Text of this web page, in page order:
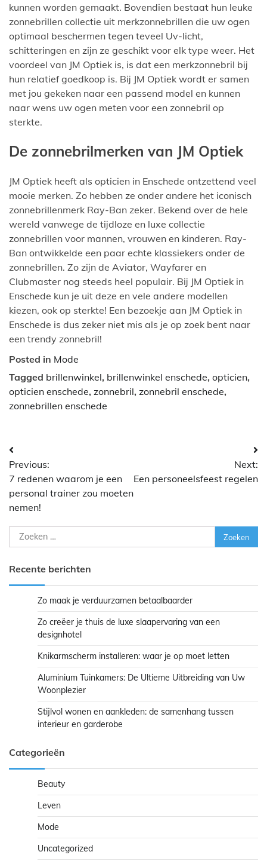
kunnen worden gemaakt. Bovendien bestaat hun leuke
zonnebrillen collectie uit merkzonnebrillen die uw ogen
optimaal beschermen tegen teveel Uv-licht,
schitteringen en zijn ze geschikt voor elk type weer. Het
voordeel van JM Optiek is, is dat een merkzonnebril bij
hun relatief goedkoop is. Bij JM Optiek wordt er samen
met jou gekeken naar een passend model en kunnen
naar wens uw ogen meten voor een zonnebril op
sterkte.
De zonnebrilmerken van JM Optiek
JM Optiek heeft als opticien in Enschede ontzettend veel
mooie merken. Zo hebben ze onder andere het iconisch
zonnebrillenmerk Ray-Ban zeker. Bekend over de hele
wereld vanwege de tijdloze en luxe collectie
zonnebrillen voor mannen, vrouwen en kinderen. Ray-
Ban ontwikkelde een paar echte klassiekers onder de
zonnebrillen. Zo zijn de Aviator, Wayfarer en
Clubmaster nog steeds heel populair. Bij JM Optiek in
Enschede kun je uit deze en vele andere modellen
kiezen, ook op sterkte! Een bezoekje aan JM Optiek in
Enschede is dus zeker niet mis als je op zoek bent naar
een trendy zonnebril!
Posted in Mode
Tagged brillenwinkel, brillenwinkel enschede, opticien,
opticien enschede, zonnebril, zonnebril enschede,
zonnebrillen enschede
Bericht
navigatie
Previous:
7 redenen waarom je een
personal trainer zou moeten
nemen!
Next:
Een personeelsfeest regelen
Zoeken
naar:
Recente berichten
Zo maak je verduurzamen betaalbaarder
Zo creëer je thuis de luxe slaapervaring van een
designhotel
Knikarmscherm installeren: waar je op moet letten
Aluminium Tuinkamers: De Ultieme Uitbreiding van Uw
Woonplezier
Stijlvol wonen en aankleden: de samenhang tussen
interieur en garderobe
Categorieën
Beauty
Leven
Mode
Uncategorized